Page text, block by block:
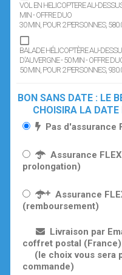
VOL EN HELICOPTERE AU-
MIN - OFFRE DUO
30 MIN, POUR 2 PERSONNES,
BALADE HÉLICOPTÈRE AU-
D'AUVERGNE - 50 MIN - OFFRE
50 MIN, POUR 2 PERSONNES,
BON SANS DATE : LE
CHOISIRA LA
Pas d'assurance
Assurance
prolongation)
Assurance
(remboursement)
Livraison par
coffret postal (France)
(le choix vous sera
commande)